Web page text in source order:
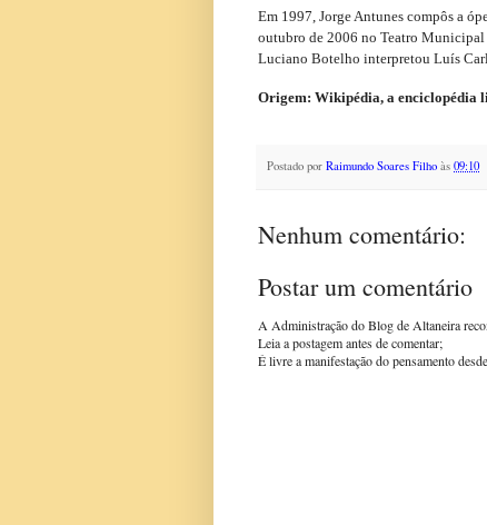
Em 1997, Jorge Antunes compôs a
outubro de 2006 no Teatro
Luciano Botelho interpretou Luís
Origem: Wikipédia, a enciclopédia
Postado por Raimundo Soares Filho às 09:10
Nenhum comentário:
Postar um comentário
A Administração do Blog de Altaneira
Leia a postagem antes de comentar;
É livre a manifestação do pensamento